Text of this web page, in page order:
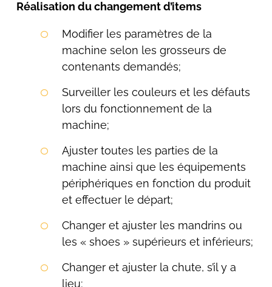
Réalisation du changement d’items
Modifier les paramètres de la
machine selon les grosseurs de
contenants demandés;
Surveiller les couleurs et les défauts
lors du fonctionnement de la
machine;
Ajuster toutes les parties de la
machine ainsi que les équipements
périphériques en fonction du produit
et effectuer le départ;
Changer et ajuster les mandrins ou
les « shoes » supérieurs et inférieurs;
Changer et ajuster la chute, s’il y a
lieu;